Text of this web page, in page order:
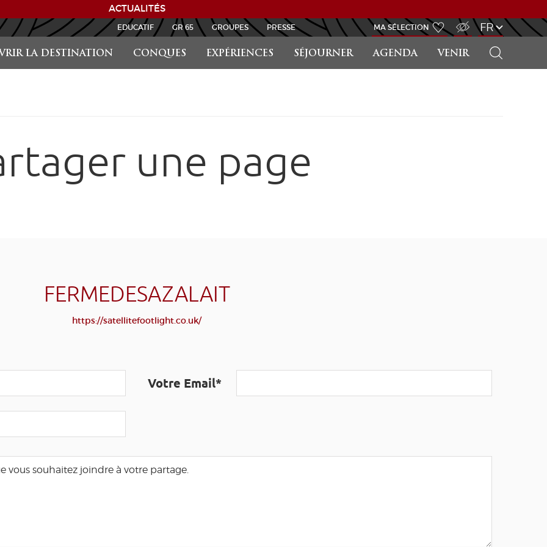
ACTUALITÉS
LA DESTINATION CONQUES EXPÉRIENCES SÉJOURNER AGENDA VENIR
EDUCATIF GR 65 GROUPES PRESSE MA SÉLECTION FR
une page
FERMEDESAZALAIT
https://satellitefootlight.co.uk/
Votre Email*